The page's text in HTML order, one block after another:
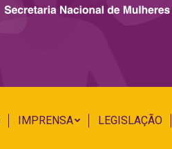
IMPRENSA LEGISLAÇÃO